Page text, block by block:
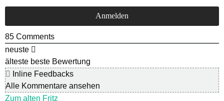
85 Comments
neuste
älteste beste Bewertung
Inline Feedbacks
Alle Kommentare ansehen
Zum alten Fritz